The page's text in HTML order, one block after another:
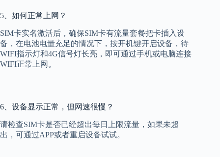
5、如何正常上网？
SIM卡实名激活后，确保SIM卡有流量套餐把卡插入设
备，在电池电量充足的情况下，按开机键开启设备，待
WIFI指示灯和4G信号灯长亮，即可通过手机或电脑连接
WIFI正常上网。
6、设备显示正常，但网速很慢？
请检查SIM卡是否已经超出每日上限流量，如果未超
出，可通过APP或者重启设备试试。